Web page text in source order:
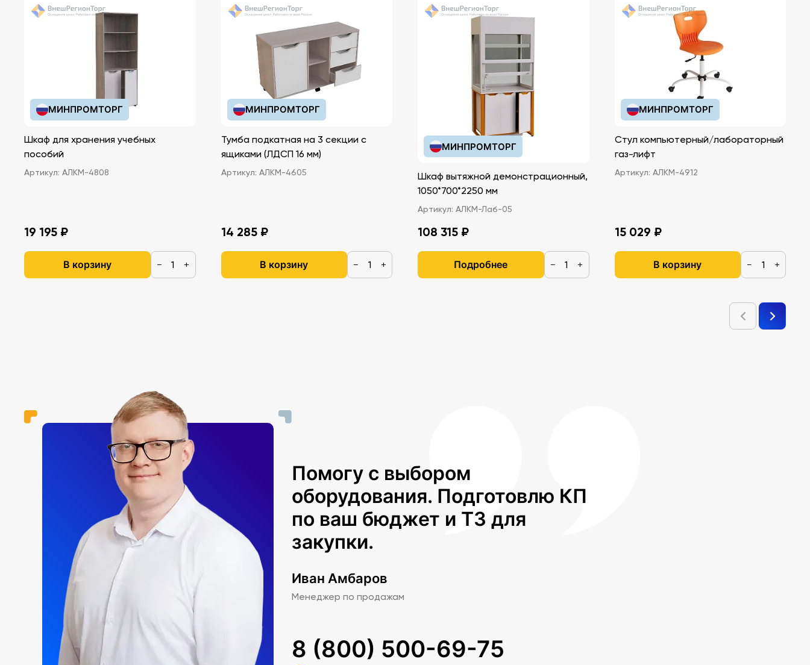
МИНПРОМТОРГ
Шкаф для хранения учебных
пособий
Артикул: АЛКМ-4808
19 195 ₽
В корзину − +
МИНПРОМТОРГ
Тумба подкатная на 3 секции с
ящиками (ЛДСП 16 мм)
Артикул: АЛКМ-4605
14 285 ₽
В корзину − +
МИНПРОМТОРГ
Шкаф вытяжной демонстрационный,
1050*700*2250 мм
Артикул: АЛКМ-Лаб-05
108 315 ₽
Подробнее − +
МИНПРОМТОРГ
Стул компьютерный/лабораторный
газ-лифт
Артикул: АЛКМ-4912
15 029 ₽
В корзину − +
Помогу с выбором
оборудования. Подготовлю КП
по ваш бюджет и ТЗ для
закупки.
Иван Амбаров
Менеджер по продажам
8 (800) 500-69-75